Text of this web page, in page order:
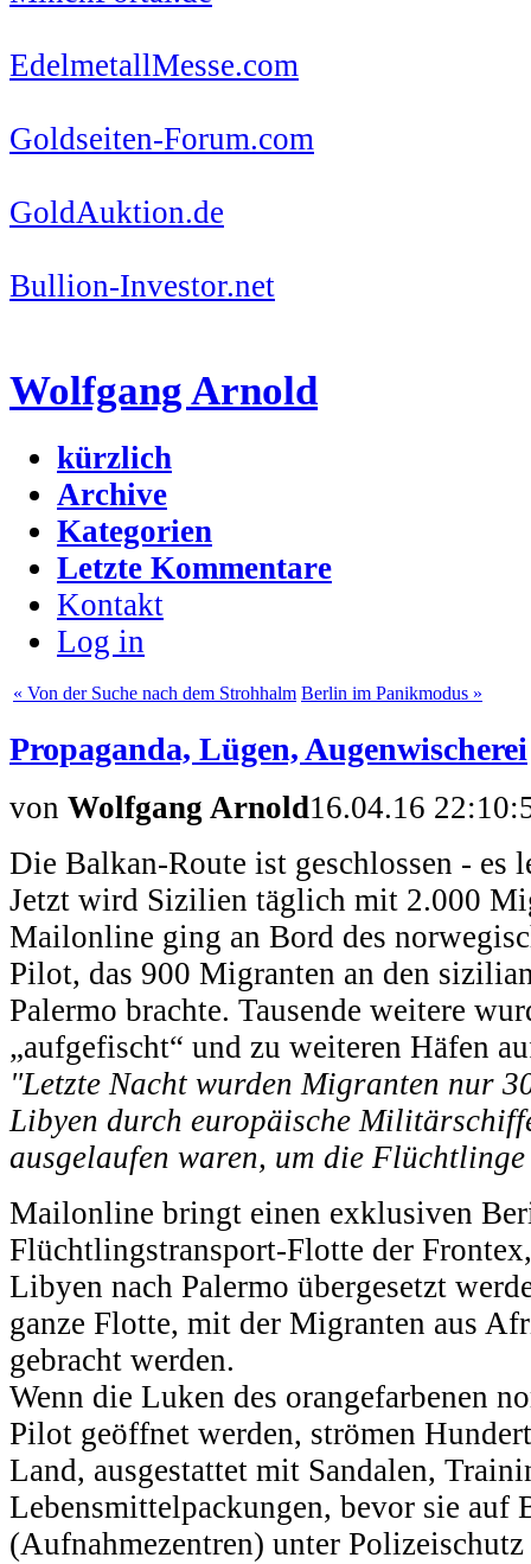
EdelmetallMesse.com
Goldseiten-Forum.com
GoldAuktion.de
Bullion-Investor.net
Wolfgang Arnold
kürzlich
Archive
Kategorien
Letzte Kommentare
Kontakt
Log in
« Von der Suche nach dem Strohhalm Berlin im Panikmodus »
Propaganda, Lügen, Augenwischerei
von Wolfgang Arnold16.04.16
Die Balkan-Route ist geschlossen - es
Jetzt wird Sizilien täglich mit 2.000
Mailonline ging an Bord des
Pilot, das 900 Migranten an den
Palermo brachte. Tausende weitere
„aufgefischt“ und zu weiteren Häfen
"Letzte Nacht wurden Migranten nur
Libyen durch europäische
ausgelaufen waren, um die
Mailonline bringt einen exklusiven
Flüchtlingstransport-Flotte der
Libyen nach Palermo übergesetzt
ganze Flotte, mit der Migranten aus
gebracht werden.
Wenn die Luken des orangefarbenen
Pilot geöffnet werden, strömen
Land, ausgestattet mit Sandalen,
Lebensmittelpackungen, bevor sie auf
(Aufnahmezentren) unter